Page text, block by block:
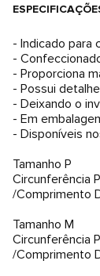
- Indicado para
-
- Proporciona
- Possui
- Deixando o
- Em
- Disponíveis
Tamanho P
Circunferência
/Comprimento
Tamanho M
Circunferência
/Comprimento